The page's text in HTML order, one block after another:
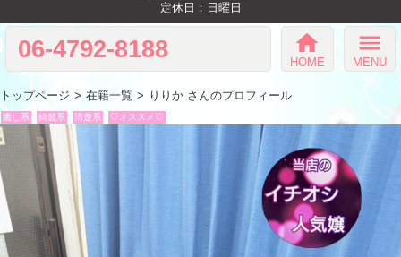
定休日：日曜日
06-4792-8188 home
HOME
menu
MENU
トップページ 在籍一覧 りりか さんのプロフィール
癒し系 綺麗系 清楚系 ♡オススメ♡